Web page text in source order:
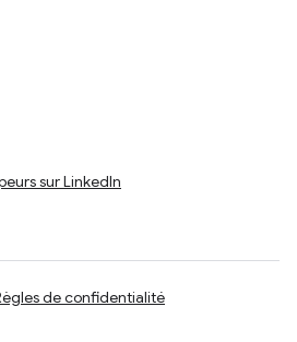
sur LinkedIn
de confidentialité